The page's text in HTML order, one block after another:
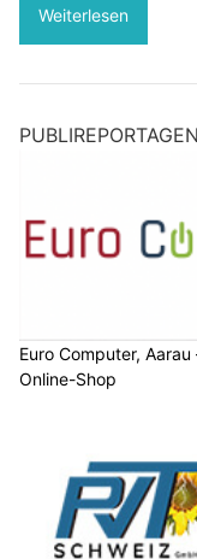
Weiterlesen
PUBLIREPORTAGEN
Euro Computer,
Online-Shop